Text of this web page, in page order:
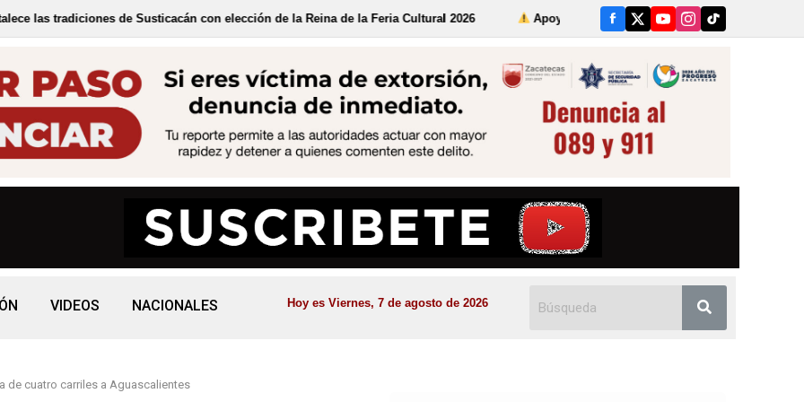
de Susticacán con elección de la Reina de la Feria Cultural 2026 Apoya Gobierno de Zacatecas acciones de búsqueda de
VIDEOS NACIONALES Hoy es Viernes, 7 de agosto de 2026
de cuatro carriles a Aguascalientes